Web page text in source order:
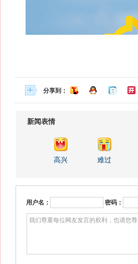
分享到：
新闻表情
高兴 难过
用户名： 密码：